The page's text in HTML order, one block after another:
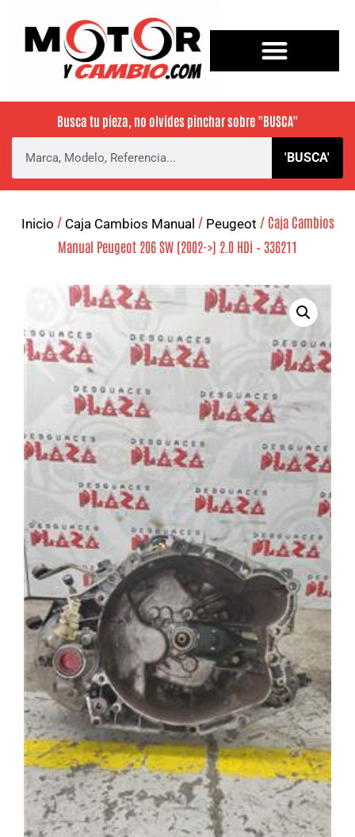
Busca tu pieza, no olvides pinchar sobre "BUSCA"
'BUSCA'
Inicio / Caja Cambios Manual / Peugeot / Caja Cambios
Manual Peugeot 206 SW (2002->) 2.0 HDi – 336211